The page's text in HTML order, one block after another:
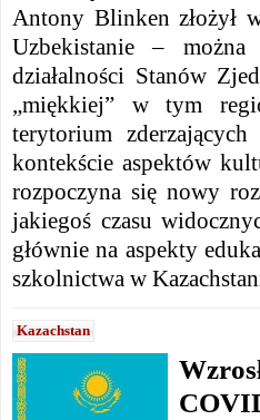
Antony Blinken złożył
Uzbekistanie –
działalności Stanów
„miękkiej” w tym
terytorium
kontekście aspektów
rozpoczyna się nowy
jakiegoś czasu
głównie na aspekty
szkolnictwa w
Kazachstan